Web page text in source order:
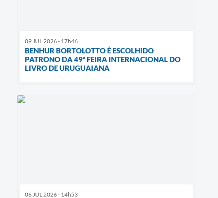
09 JUL 2026 - 17h46
BENHUR BORTOLOTTO É ESCOLHIDO
PATRONO DA 49ª FEIRA INTERNACIONAL DO
LIVRO DE URUGUAIANA
06 JUL 2026 - 14h53